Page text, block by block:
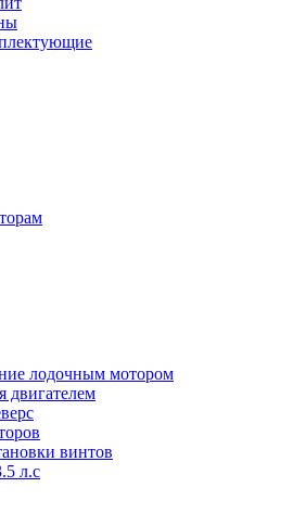
лодочным мотором
двигателем
винтов
л.с